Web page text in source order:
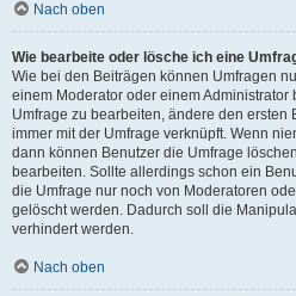
Nach oben
Wie bearbeite oder lösche ich eine
Wie bei den Beiträgen können Umfragen
einem Moderator oder einem Administrator
Umfrage zu bearbeiten, ändere den ersten
immer mit der Umfrage verknüpft. Wenn
dann können Benutzer die Umfrage
bearbeiten. Sollte allerdings schon ein
die Umfrage nur noch von Moderatoren
gelöscht werden. Dadurch soll die
verhindert werden.
Nach oben